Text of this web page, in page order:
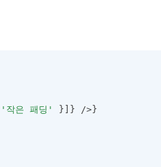
'작은 패딩'
}]} />}